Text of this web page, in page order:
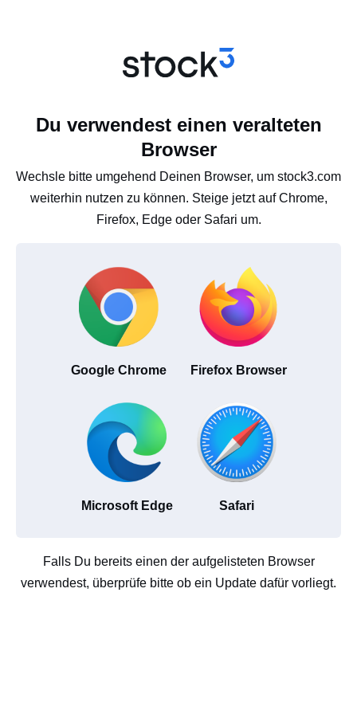
Du verwendest einen veralteten
Browser
Wechsle bitte umgehend Deinen Browser, um stock3.com
weiterhin nutzen zu können. Steige jetzt auf Chrome,
Firefox, Edge oder Safari um.
Google Chrome Firefox Browser
Microsoft Edge Safari
Falls Du bereits einen der aufgelisteten Browser
verwendest, überprüfe bitte ob ein Update dafür vorliegt.